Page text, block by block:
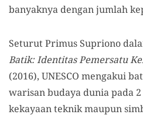
banyaknya dengan jumlah
Seturut Primus Supriono
Batik: Identitas Pemersatu
(2016), UNESCO mengakui
warisan budaya dunia pada
kekayaan teknik maupun